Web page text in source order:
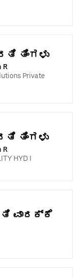
ತಿಂಗಳು
R
Private
ತಿಂಗಳು
R
HYD I
ವಾರಕ್ಕೆ